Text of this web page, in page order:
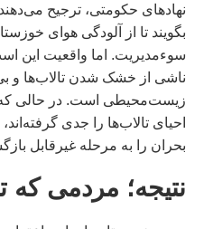
نهادهای حکومتی، ترجیح
بگویند تا از آلودگی هوای
سوءمدیریت. اما واقعیت این
ناشی از خشک شدن تالاب‌ها و
زیست‌محیطی است. در حالی
احیای تالاب‌ها را جدی
بحران را به مرحله غیرقابل
نتیجه؛ مردمی که